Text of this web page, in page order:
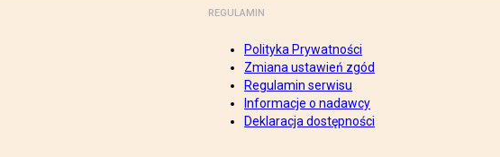
REGULAMIN
Polityka Prywatności
Zmiana ustawień zgód
Regulamin serwisu
Informacje o nadawcy
Deklaracja dostępności